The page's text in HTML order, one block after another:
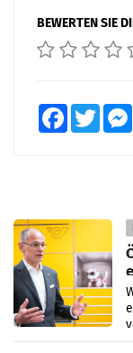
BEWERTEN SIE
FacebookTwitter